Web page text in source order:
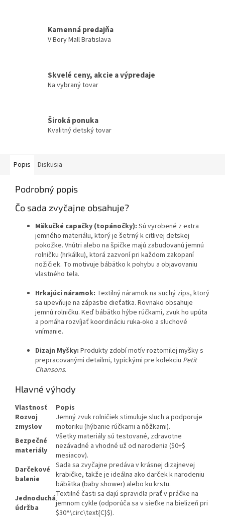
Kamenná predajňa
V Bory Mall Bratislava
Skvelé ceny, akcie a výpredaje
Na vybraný tovar
Široká ponuka
Kvalitný detský tovar
Popis Diskusia
Podrobný popis
Čo sada zvyčajne obsahuje?
Mäkučké capačky (topánočky): Sú vyrobené z extra
jemného materiálu, ktorý je šetrný k citlivej detskej
pokožke. Vnútri alebo na špičke majú zabudovanú jemnú
rolničku (hrkálku), ktorá zazvoní pri každom zakopaní
nožičiek. To motivuje bábätko k pohybu a objavovaniu
vlastného tela.
Hrkajúci náramok: Textilný náramok na suchý zips, ktorý
sa upevňuje na zápästie dieťatka. Rovnako obsahuje
jemnú rolničku. Keď bábätko hýbe rúčkami, zvuk ho upúta
a pomáha rozvíjať koordináciu ruka-oko a sluchové
vnímanie.
Dizajn Myšky: Produkty zdobí motív roztomilej myšky s
prepracovanými detailmi, typickými pre kolekciu Petit
Chansons.
Hlavné výhody
Vlastnosť
Popis
Rozvoj
zmyslov
Jemný zvuk rolničiek stimuluje sluch a podporuje
motoriku (hýbanie rúčkami a nôžkami).
Bezpečné
materiály
Všetky materiály sú testované, zdravotne
nezávadné a vhodné už od narodenia ($0+$
mesiacov).
Darčekové
balenie
Sada sa zvyčajne predáva v krásnej dizajnevej
krabičke, takže je ideálna ako darček k narodeniu
bábätka (baby shower) alebo ku krstu.
Jednoduchá
údržba
Textilné časti sa dajú spravidla prať v práčke na
jemnom cykle (odporúča sa v sieťke na bielizeň pri
$30^\circ\text{C}$).